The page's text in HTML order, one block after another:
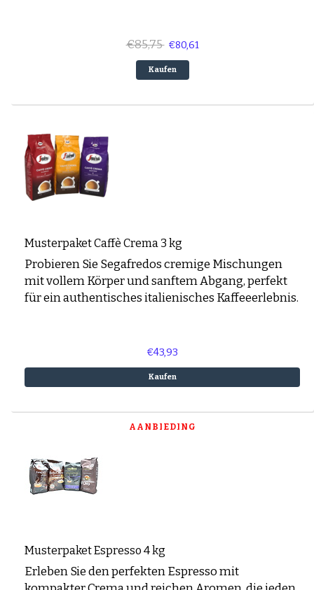
€85,75 €80,61
Kaufen
Musterpaket Caffè Crema 3 kg
Probieren Sie Segafredos cremige Mischungen
mit vollem Körper und sanftem Abgang, perfekt
für ein authentisches italienisches Kaffeeerlebnis.
€43,93
Kaufen
AANBIEDING
Musterpaket Espresso 4 kg
Erleben Sie den perfekten Espresso mit